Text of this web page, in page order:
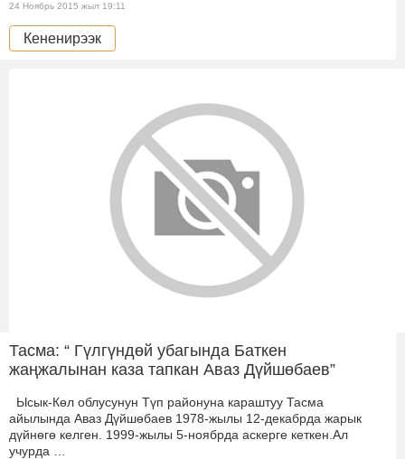
24 Ноябрь 2015 жыл 19:11
Кененирээк
Тасма: “ Гүлгүндөй убагында Баткен
жаңжалынан каза тапкан Аваз Дүйшөбаев”
Ысык-Көл облусунун Түп районуна караштуу Тасма
айылында Аваз Дүйшөбаев 1978-жылы 12-декабрда жарык
дүйнөгө келген. 1999-жылы 5-ноябрда аскерге кеткен.Ал
учурда …